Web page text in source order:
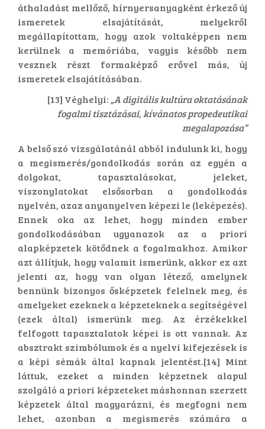
áthaladást mellőző, hírnyersanyagként érkező új
ismeretek elsajátítását, melyekről
megállapítottam, hogy azok voltaképpen nem
kerülnek a memóriába, vagyis később nem
vesznek részt formaképző erővel más, új
ismeretek elsajátításában.
[13] Véghelyi: „A digitális kultúra oktatásának
fogalmi tisztázásai, kívánatos propedeutikai
megalapozása”
A belső szó vizsgálatánál abból indulunk ki, hogy
a megismerés/gondolkodás során az egyén a
dolgokat, tapasztalásokat, jeleket,
viszonylatokat elsősorban a gondolkodás
nyelvén, azaz anyanyelven képezi le (leképezés).
Ennek oka az lehet, hogy minden ember
gondolkodásában ugyanazok az a priori
alapképzetek kötődnek a fogalmakhoz. Amikor
azt állítjuk, hogy valamit ismerünk, akkor ez azt
jelenti az, hogy van olyan létező, amelynek
bennünk bizonyos ősképzetek felelnek meg, és
amelyeket ezeknek a képzeteknek a segítségével
(ezek által) ismerünk meg. Az érzékekkel
felfogott tapasztalatok képei is ott vannak. Az
absztrakt szimbólumok és a nyelvi kifejezések is
a képi sémák által kapnak jelentést.[14] Mint
láttuk, ezeket a minden képzetnek alapul
szolgáló a priori képzeteket máshonnan szerzett
képzetek által magyarázni, és megfogni nem
lehet, azonban a megismerés számára a